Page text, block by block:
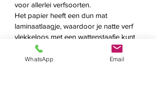
voor allerlei verfsoorten.
Het papier heeft een dun mat
laminaatlaagje, waardoor je natte verf
vlekkeloos met een wattenstaafje kunt
weghalen of corrigeren. De verf hecht
mooi aan het papier; dit is écht ideaal!
WhatsApp Email